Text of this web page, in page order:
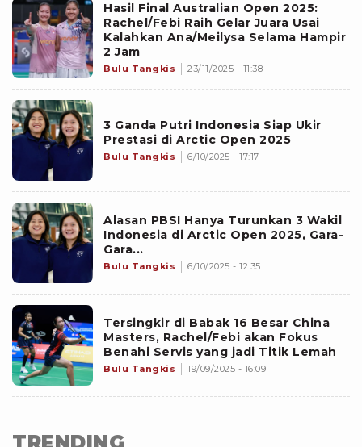
Hasil Final Australian Open 2025:
Rachel/Febi Raih Gelar Juara Usai
Kalahkan Ana/Meilysa Selama Hampir
2 Jam
Bulu Tangkis 23/11/2025 - 11:38
3 Ganda Putri Indonesia Siap Ukir
Prestasi di Arctic Open 2025
Bulu Tangkis 6/10/2025 - 17:17
Alasan PBSI Hanya Turunkan 3 Wakil
Indonesia di Arctic Open 2025, Gara-
Gara...
Bulu Tangkis 6/10/2025 - 12:35
Tersingkir di Babak 16 Besar China
Masters, Rachel/Febi akan Fokus
Benahi Servis yang jadi Titik Lemah
Bulu Tangkis 19/09/2025 - 16:09